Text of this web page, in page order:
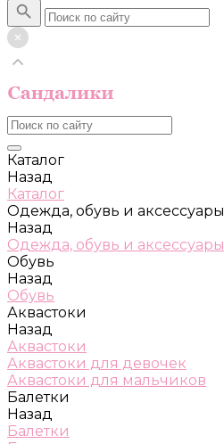
Каталог
Назад
Каталог
Одежда, обувь и аксессуары
Назад
Одежда, обувь и аксессуары
Обувь
Назад
Обувь
Аквастоки
Назад
Аквастоки
Аквастоки для девочек
Аквастоки для мальчиков
Балетки
Назад
Балетки